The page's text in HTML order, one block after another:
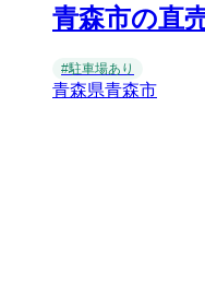
青森市の直
#駐車場あり
青森県青森市